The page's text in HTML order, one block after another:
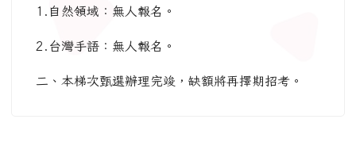
1.自然領域：無人報名。
2.台灣手語：無人報名。
二、本梯次甄選辦理完竣，缺額將再擇期招考。